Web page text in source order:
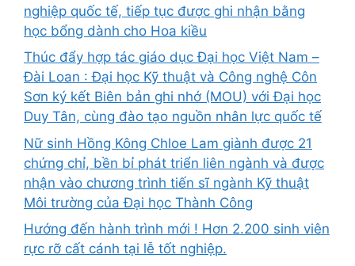
nghiệp quốc tế, tiếp tục được ghi nhận bằng
học bổng dành cho Hoa kiều
Thúc đẩy hợp tác giáo dục Đại học Việt Nam –
Đài Loan : Đại học Kỹ thuật và Công nghệ Côn
Sơn ký kết Biên bản ghi nhớ (MOU) với Đại học
Duy Tân, cùng đào tạo nguồn nhân lực quốc tế
Nữ sinh Hồng Kông Chloe Lam giành được 21
chứng chỉ, bền bỉ phát triển liên ngành và được
nhận vào chương trình tiến sĩ ngành Kỹ thuật
Môi trường của Đại học Thành Công
Hướng đến hành trình mới ! Hơn 2.200 sinh viên
rực rỡ cất cánh tại lễ tốt nghiệp.